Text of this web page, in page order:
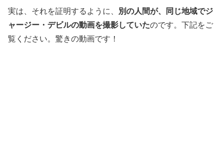
実は、それを証明するように、 別の人間が、同じ地域でジ
ャージー・デビルの動画を撮影していたのです。下記をご
覧ください。驚きの動画です！